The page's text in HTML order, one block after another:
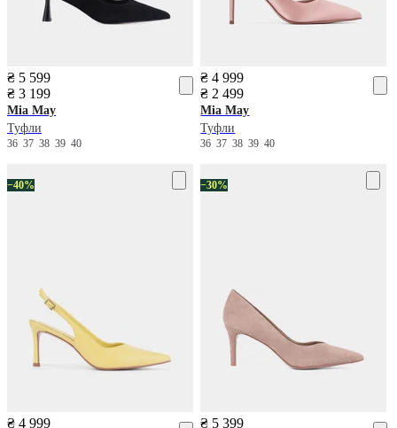
₴ 5 599
₴ 3 199
Mia May
Туфли
36 37 38 39 40
₴ 4 999
₴ 2 499
Mia May
Туфли
3637383940
−40%
₴ 4 999
−30%
₴ 5 399